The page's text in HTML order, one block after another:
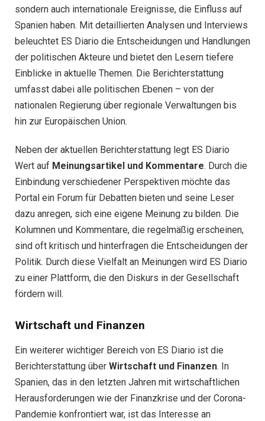
sondern auch internationale Ereignisse, die Einfluss auf
Spanien haben. Mit detaillierten Analysen und Interviews
beleuchtet ES Diario die Entscheidungen und Handlungen
der politischen Akteure und bietet den Lesern tiefere
Einblicke in aktuelle Themen. Die Berichterstattung
umfasst dabei alle politischen Ebenen – von der
nationalen Regierung über regionale Verwaltungen bis
hin zur Europäischen Union.
Neben der aktuellen Berichterstattung legt ES Diario
Wert auf Meinungsartikel und Kommentare. Durch die
Einbindung verschiedener Perspektiven möchte das
Portal ein Forum für Debatten bieten und seine Leser
dazu anregen, sich eine eigene Meinung zu bilden. Die
Kolumnen und Kommentare, die regelmäßig erscheinen,
sind oft kritisch und hinterfragen die Entscheidungen der
Politik. Durch diese Vielfalt an Meinungen wird ES Diario
zu einer Plattform, die den Diskurs in der Gesellschaft
fördern will.
Wirtschaft und Finanzen
Ein weiterer wichtiger Bereich von ES Diario ist die
Berichterstattung über Wirtschaft und Finanzen. In
Spanien, das in den letzten Jahren mit wirtschaftlichen
Herausforderungen wie der Finanzkrise und der Corona-
Pandemie konfrontiert war, ist das Interesse an